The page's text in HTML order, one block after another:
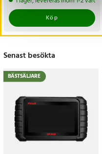
Köp
Senast besökta
BÄSTSÄLJARE